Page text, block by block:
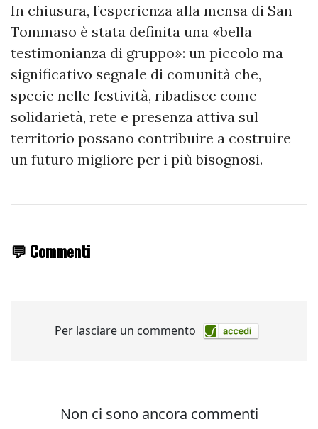
In chiusura, l’esperienza alla mensa di San
Tommaso è stata definita una «bella
testimonianza di gruppo»: un piccolo ma
significativo segnale di comunità che,
specie nelle festività, ribadisce come
solidarietà, rete e presenza attiva sul
territorio possano contribuire a costruire
un futuro migliore per i più bisognosi.
💬 Commenti